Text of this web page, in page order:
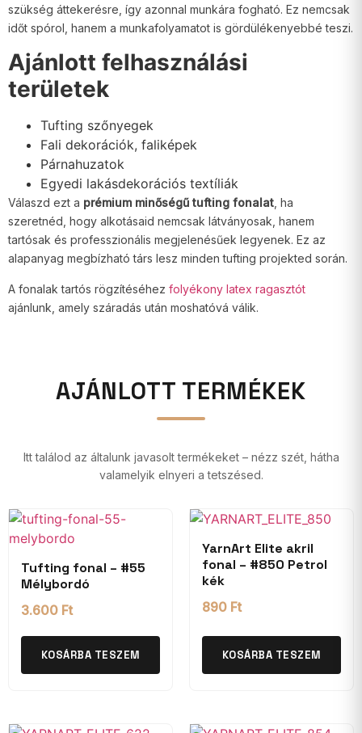
szükség áttekerésre, így azonnal munkára fogható. Ez nemcsak
időt spórol, hanem a munkafolyamatot is gördülékenyebbé teszi.
Ajánlott felhasználási
területek
Tufting szőnyegek
Fali dekorációk, faliképek
Párnahuzatok
Egyedi lakásdekorációs textíliák
Válaszd ezt a prémium minőségű tufting fonalat , ha
szeretnéd, hogy alkotásaid nemcsak látványosak, hanem
tartósak és professzionális megjelenésűek legyenek. Ez az
alapanyag megbízható társ lesz minden tufting projekted során.
A fonalak tartós rögzítéséhez folyékony latex ragasztót
ajánlunk, amely száradás után moshatóvá válik.
AJÁNLOTT TERMÉKEK
Itt találod az általunk javasolt termékeket – nézz szét, hátha
valamelyik elnyeri a tetszésed.
Tufting fonal – #55
Mélybordó
3.600 Ft
KOSÁRBA TESZEM
YarnArt Elite akril
fonal – #850 Petrol
kék
890 Ft
KOSÁRBA TESZEM